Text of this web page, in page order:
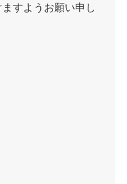
すようお願い申し